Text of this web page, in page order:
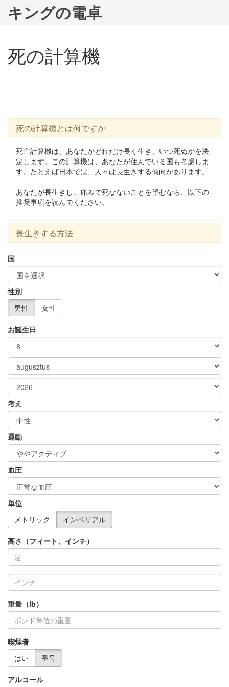
キングの電卓
死の計算機
死の計算機とは何ですか
死亡計算機は、あなたがどれだけ長く生き、いつ死ぬかを決
定します。この計算機は、あなたが住んでいる国も考慮しま
す。たとえば日本では、人々は長生きする傾向があります。
あなたが長生きし、痛みで死なないことを望むなら、以下の
推奨事項を読んでください。
長生きする方法
国
性別
男性
女性
お誕生日
考え
運動
血圧
単位
メトリック
インペリアル
高さ（フィート、インチ）
重量（lb）
喫煙者
はい
番号
アルコール